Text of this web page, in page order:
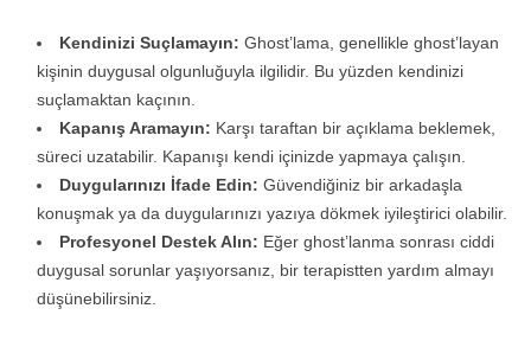
Kendinizi Suçlamayın: Ghost’lama, genellikle ghost’layan
kişinin duygusal olgunluğuyla ilgilidir. Bu yüzden kendinizi
suçlamaktan kaçının.
Kapanış Aramayın: Karşı taraftan bir açıklama beklemek,
süreci uzatabilir. Kapanışı kendi içinizde yapmaya çalışın.
Duygularınızı İfade Edin: Güvendiğiniz bir arkadaşla
konuşmak ya da duygularınızı yazıya dökmek iyileştirici olabilir.
Profesyonel Destek Alın: Eğer ghost’lanma sonrası ciddi
duygusal sorunlar yaşıyorsanız, bir terapistten yardım almayı
düşünebilirsiniz.